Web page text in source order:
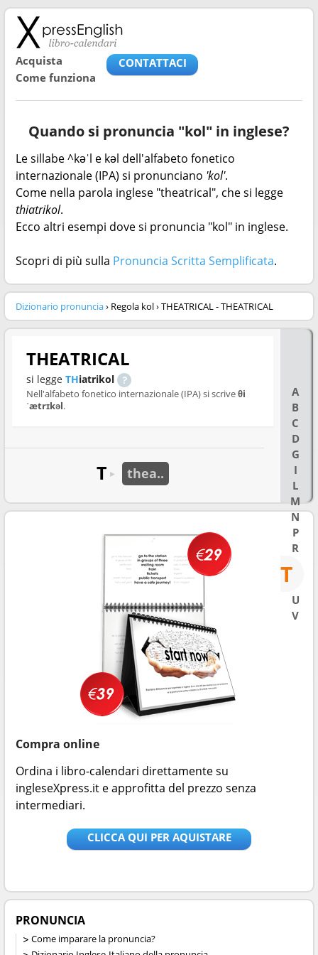
Acquista
Come funziona
CONTATTACI
Quando si pronuncia "kol" in inglese?
Le sillabe ^kəˈl e kəl dell'alfabeto fonetico
internazionale (IPA) si pronunciano 'kol'.
Come nella parola inglese "theatrical", che si legge
thiatrikol.
Ecco altri esempi dove si pronuncia "kol" in inglese.
Scopri di più sulla Pronuncia Scritta Semplificata.
Dizionario pronuncia› Regola kol › THEATRICAL - THEATRICAL
A
B
C
D
G
I
L
M
N
P
R
T
U
V
THEATRICAL
si legge THiatrikol
Nell'alfabeto fonetico internazionale (IPA) si scriveθi
ˈætrɪkəl.
T ► thea..
Compra online
Ordina i libro-calendari direttamente su
ingleseXpress.it e approfitta del prezzo senza
intermediari.
CLICCA QUI PER AQUISTARE
PRONUNCIA
Come imparare la pronuncia?